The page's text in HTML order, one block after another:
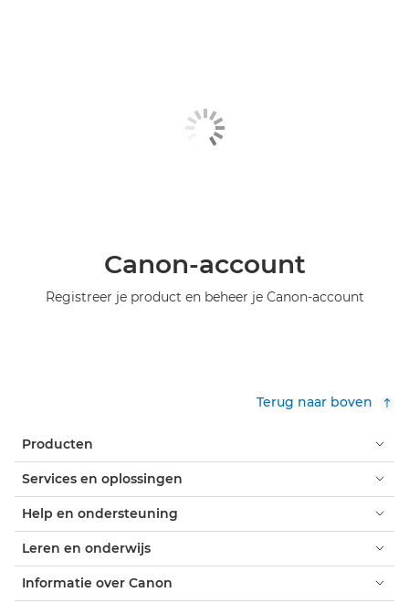
Canon-account
Registreer je product en beheer je Canon-account
Terug naar boven
Producten
Services en oplossingen
Help en ondersteuning
Leren en onderwijs
Informatie over Canon